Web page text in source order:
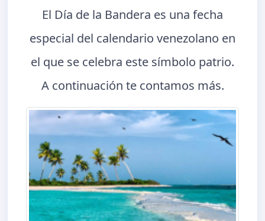
El Día de la Bandera es una fecha
especial del calendario venezolano en
el que se celebra este símbolo patrio.
A continuación te contamos más.